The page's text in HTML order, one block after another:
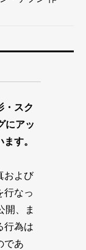
・スク
にアッ
す。
および
行なっ
開、ま
行為は
であ